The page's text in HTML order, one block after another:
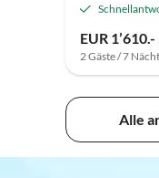
EUR 1’610.-
2 Gäste / 7
Alle